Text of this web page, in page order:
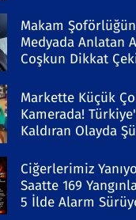
Makam
Medyada Anlatan
Coşkun Dikkat
Markette Küçük
Kamerada!
Kaldıran Olayda
Ciğerlerimiz
Saatte 169
5 İlde Alarm